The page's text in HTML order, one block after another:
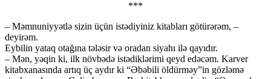
***
– Məmnuniyyətlə sizin üçün istədiyiniz kitabları götürərəm, –
deyirəm.
Eybilin yataq otağına tələsir və oradan siyahı ilə qayıdır.
– Mən, yəqin ki, ilk növbədə istədiklərimi qeyd edəcəm. Karver
kitabxanasında artıq üç aydır ki “Əbəbili öldürməy”in gözləmə